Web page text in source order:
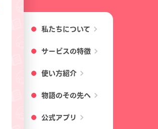
私たちについて chevron_right
サービスの特徴 chevron_right
使い方紹介 chevron_right
物語のその先へ chevron_right
公式アプリ chevron_right